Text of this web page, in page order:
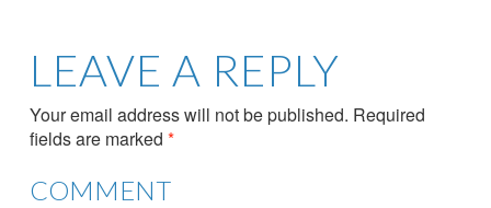
LEAVE A REPLY
Your email address will not be published. Required
fields are marked *
COMMENT